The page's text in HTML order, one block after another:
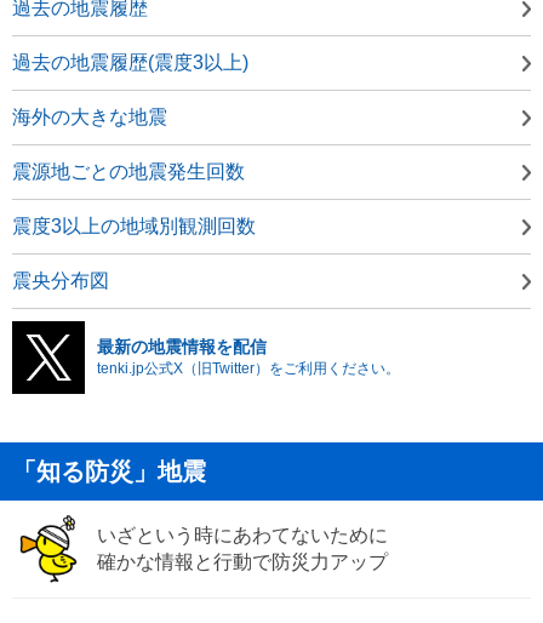
過去の地震履歴
過去の地震履歴(震度3以上)
海外の大きな地震
震源地ごとの地震発生回数
震度3以上の地域別観測回数
震央分布図
最新の地震情報を配信
tenki.jp公式X（旧Twitter）をご利用ください。
「知る防災」地震
いざという時にあわてないために
確かな情報と行動で防災力アップ